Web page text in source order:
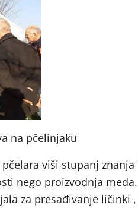
na pčelinjaku
viši stupanj
nego proizvodnja
za presađivanje ličinki